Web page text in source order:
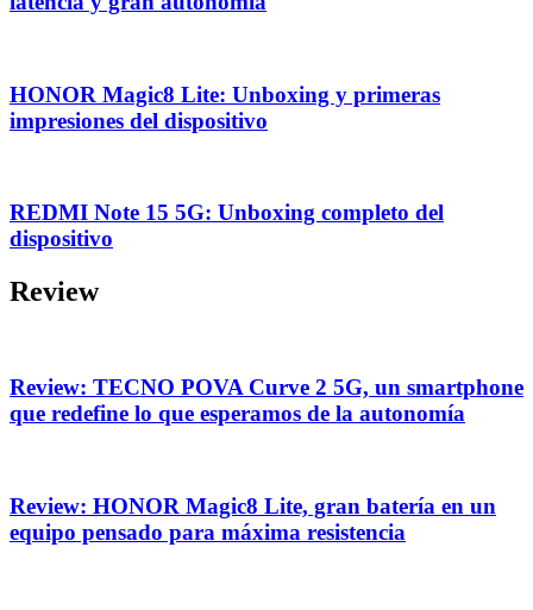
HONOR Magic8 Lite: Unboxing y primeras
impresiones del dispositivo
REDMI Note 15 5G: Unboxing completo del
dispositivo
Review
Review: TECNO POVA Curve 2 5G, un smartphone
que redefine lo que esperamos de la autonomía
Review: HONOR Magic8 Lite, gran batería en un
equipo pensado para máxima resistencia